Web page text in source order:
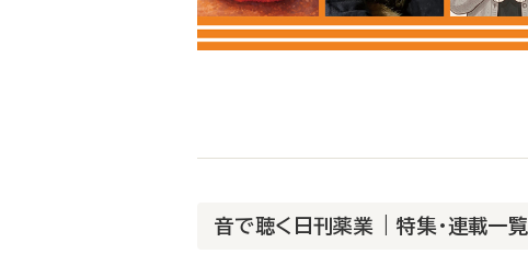
音で聴く日刊薬業 | 特集・連載一覧